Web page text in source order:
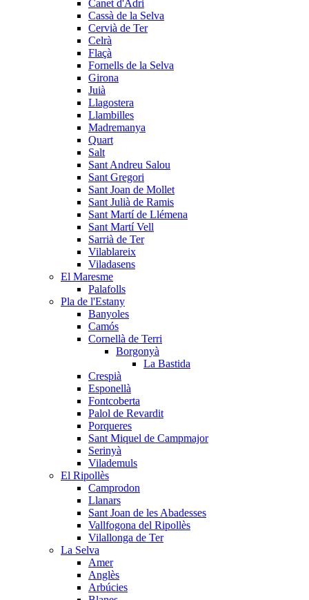
Canet d'Adri
Cassà de la Selva
Cervià de Ter
Celrà
Flaçà
Fornells de la Selva
Girona
Juià
Llagostera
Llambilles
Madremanya
Quart
Salt
Sant Andreu Salou
Sant Gregori
Sant Joan de Mollet
Sant Julià de Ramis
Sant Martí de Llémena
Sant Martí Vell
Sarrià de Ter
Vilablareix
Viladasens
El Maresme
Palafolls
Pla de l'Estany
Banyoles
Camós
Cornellà de Terri
Borgonyà
La Bastida
Crespià
Esponellà
Fontcoberta
Palol de Revardit
Porqueres
Sant Miquel de Campmajor
Serinyà
Vilademuls
El Ripollès
Camprodon
Llanars
Sant Joan de les Abadesses
Vallfogona del Ripollès
Vilallonga de Ter
La Selva
Amer
Anglès
Arbúcies